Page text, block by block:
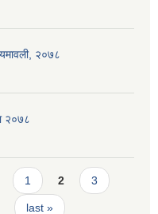
२०७८
२०७८
1 2 3
last »